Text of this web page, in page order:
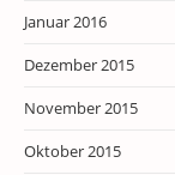
Januar 2016
Dezember 2015
November 2015
Oktober 2015